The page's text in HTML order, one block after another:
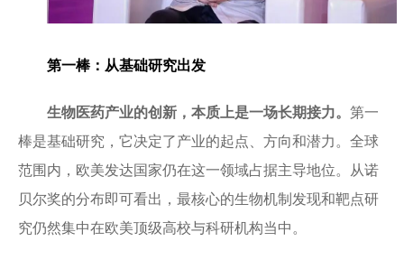
第一棒：从基础研究出发
生物医药产业的创新，本质上是一场长期接力。 第一
棒是基础研究，它决定了产业的起点、方向和潜力。全球
范围内，欧美发达国家仍在这一领域占据主导地位。从诺
贝尔奖的分布即可看出，最核心的生物机制发现和靶点研
究仍然集中在欧美顶级高校与科研机构当中。